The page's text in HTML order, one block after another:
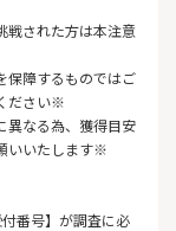
戦された方は本注意
保障するものではご
ださい※
異なる為、獲得目安
いいたします※
番号】が調査に必